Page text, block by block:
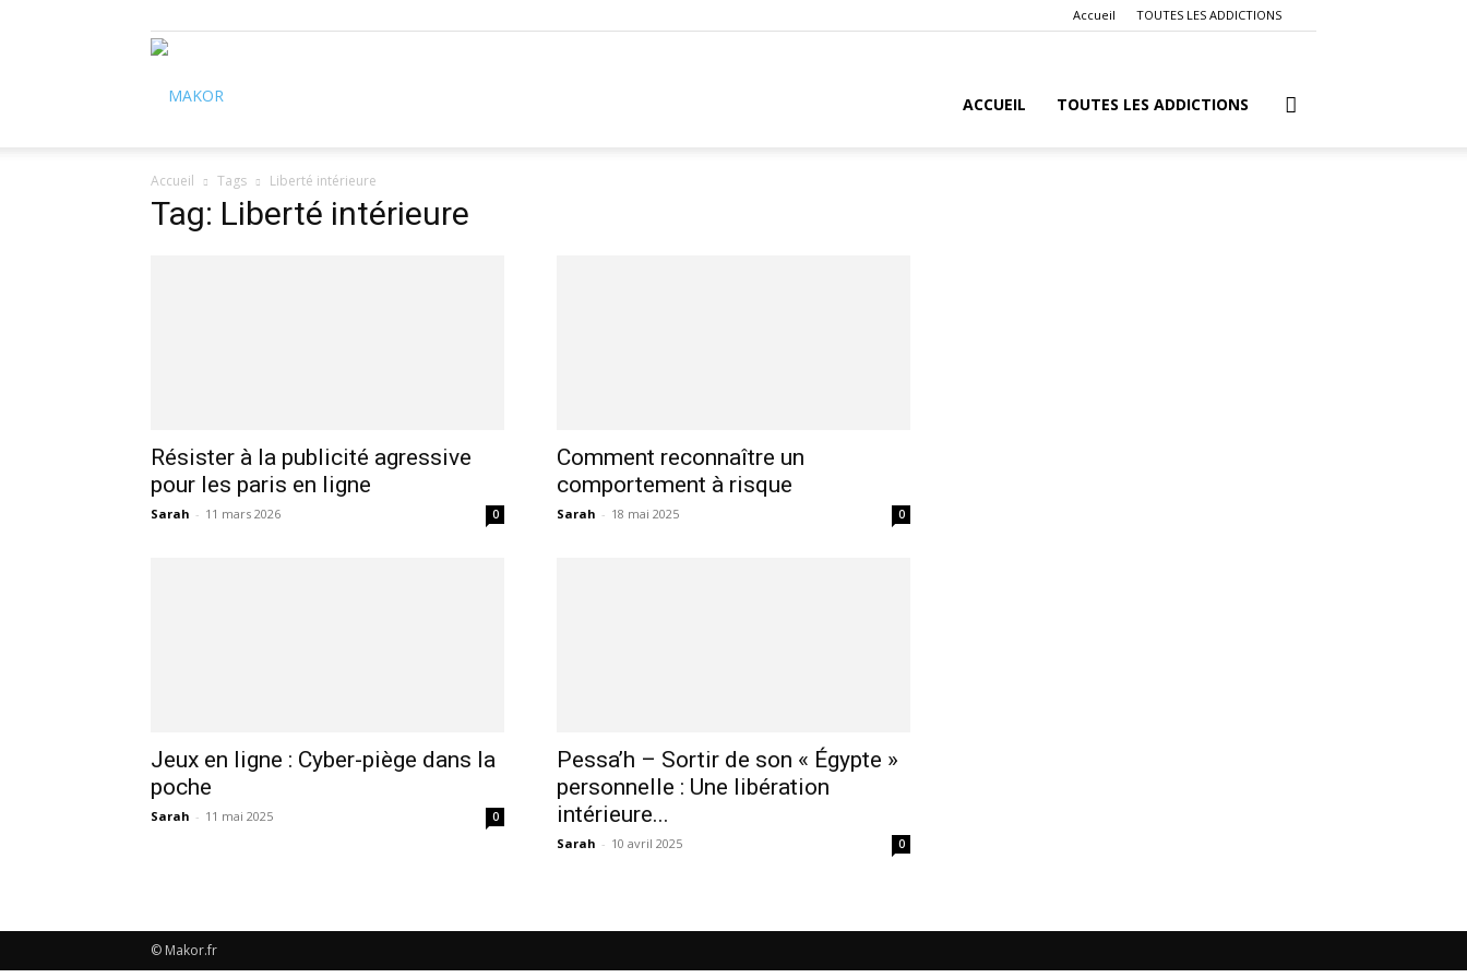
Accueil TOUTES LES ADDICTIONS
ACCUEIL TOUTES LES ADDICTIONS
Accueil Tags Liberté intérieure
Tag: Liberté intérieure
Résister à la publicité agressive
pour les paris en ligne
Sarah - 11 mars 2026 0
Comment reconnaître un
comportement à risque
Sarah - 18 mai 2025 0
Jeux en ligne : Cyber-piège dans la
poche
Sarah - 11 mai 2025 0
Pessa’h – Sortir de son « Égypte »
personnelle : Une libération
intérieure...
Sarah - 10 avril 2025 0
© Makor.fr